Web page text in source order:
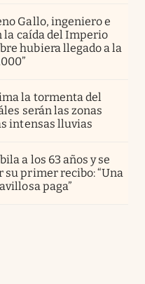
Gallo, ingeniero e
la caída del Imperio
hubiera llegado a la
la tormenta del
serán las zonas
intensas lluvias
a los 63 años y se
su primer recibo: “Una
paga”